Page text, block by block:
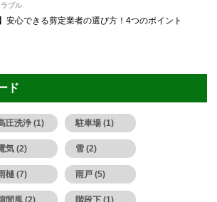
ブル
】安心できる剪定業者の選び方！4つのポイント
ド
圧洗浄 (1) 駐車場 (1)
気 (2) 雪 (2)
樋 (7) 雨戸 (5)
間風 (2) 階段下 (1)